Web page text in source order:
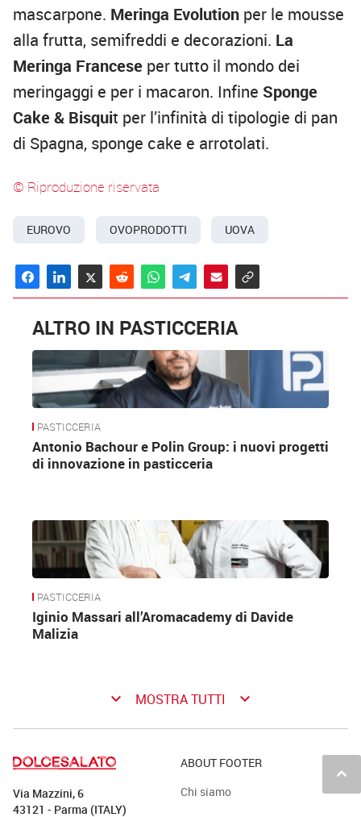
mascarpone. Meringa Evolution per le mousse
alla frutta, semifreddi e decorazioni. La
Meringa Francese per tutto il mondo dei
meringaggi e per i macaron. Infine Sponge
Cake & Bisquit per l’infinità di tipologie di pan
di Spagna, sponge cake e arrotolati.
© Riproduzione riservata
EUROVO OVOPRODOTTI UOVA
ALTRO IN PASTICCERIA
PASTICCERIA
Antonio Bachour e Polin Group: i nuovi progetti
di innovazione in pasticceria
PASTICCERIA
Iginio Massari all’Aromacademy di Davide
Malizia
keyboard_arrow_down MOSTRA TUTTI keyboard_arrow_down
keyboard_arrow_up
Via Mazzini, 6
43121 - Parma (ITALY)
ABOUT FOOTER
Chi siamo